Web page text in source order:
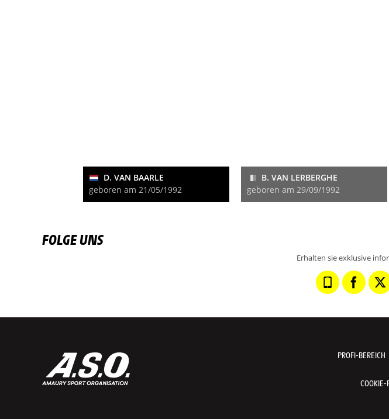
D. VAN BAARLE
geboren am 21/05/1992
B. VAN LERBERGHE
geboren am 29/09/1992
FOLGE UNS
Erhalten sie exklusive
PROFI-BEREICH
COOKIE-